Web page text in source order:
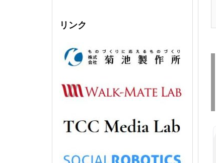
リンク